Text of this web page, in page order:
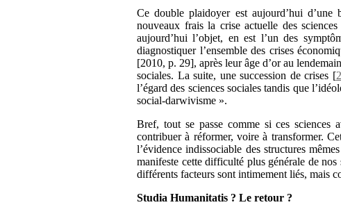
Ce double plaidoyer est aujourd’hui
nouveaux frais la crise actuelle des
aujourd’hui l’objet, en est l’un des
diagnostiquer l’ensemble des crises
[2010, p. 29], après leur âge d’or au
sociales. La suite, une succession de crises [2
l’égard des sciences sociales tandis que
social-darwivisme ».
Bref, tout se passe comme si ces sciences
contribuer à réformer, voire à transformer.
l’évidence indissociable des structures
manifeste cette difficulté plus générale de
différents facteurs sont intimement liés, mais
Studia Humanitatis ? Le retour ?